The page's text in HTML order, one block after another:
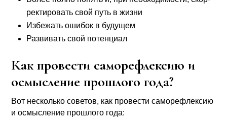
рек­ти­ро­вать свой путь в жиз­ни
Избе­жать оши­бок в буду­щем
Раз­ви­вать свой потен­ци­ал
Как провести саморефлексию и
осмысление прошлого года?
Вот несколь­ко сове­тов, как про­ве­сти само­ре­флек­сию
и осмыс­ле­ние про­шло­го года: